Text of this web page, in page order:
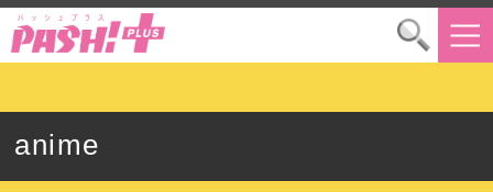
anime